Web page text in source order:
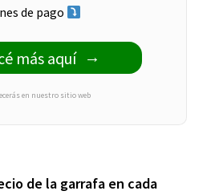
de pago
más aquí
en nuestro sitio web
de la garrafa en cada